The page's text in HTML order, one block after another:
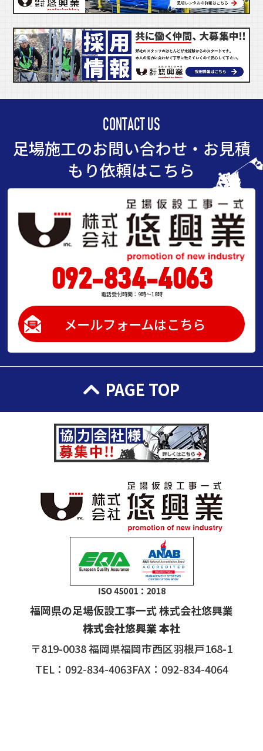
CONTACT US
足場施工のお問い合わせ・お見積
もり依頼はこちら
092-834-4063
電話受付時間：9時～18時
メールフォームはこちら
PAGE TOP
福岡県の足場仮設工事一式 株式会社悠興業
株式会社悠興業 本社
〒819-0038 福岡県福岡市西区羽根戸168-1
TEL：092-834-4063FAX：092-834-4064